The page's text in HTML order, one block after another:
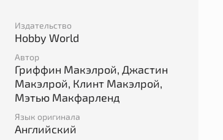
братья Макэлрой играли со
игру в прямом эфире. А потом
эти авантюрные истории на
может ею стать, верно?
Издательство
Hobby World
Автор
Гриффин Макэлрой, Джастин
Макэлрой, Клинт Макэлрой,
Мэтью Макфарленд
Язык оригинала
Английский